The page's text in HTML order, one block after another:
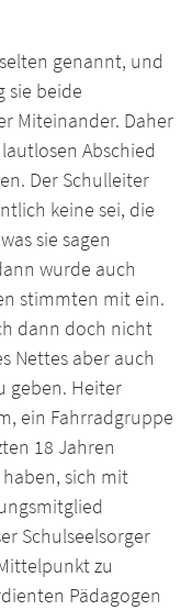
genannt, und
sie beide
Miteinander. Daher
Abschied
Der Schulleiter
keine sei, die
sie sagen
wurde auch
stimmten mit ein.
dann doch nicht
Nettes aber auch
geben. Heiter
ein Fahrradgruppe
18 Jahren
sich mit
Schulseelsorger
zu
Pädagogen